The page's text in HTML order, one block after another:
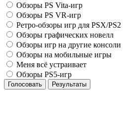
Обзоры PS Vita-игр
Обзоры PS VR-игр
Ретро-обзоры игр для PSX/PS2
Обзоры графических новелл
Обзоры игр на другие консоли
Обзоры на мобильные игры
Меня всё устраивает
Обзоры PS5-игр
Голосовать Результаты